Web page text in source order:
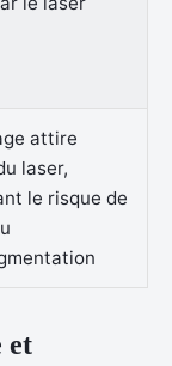
attire
laser,
le risque de
et